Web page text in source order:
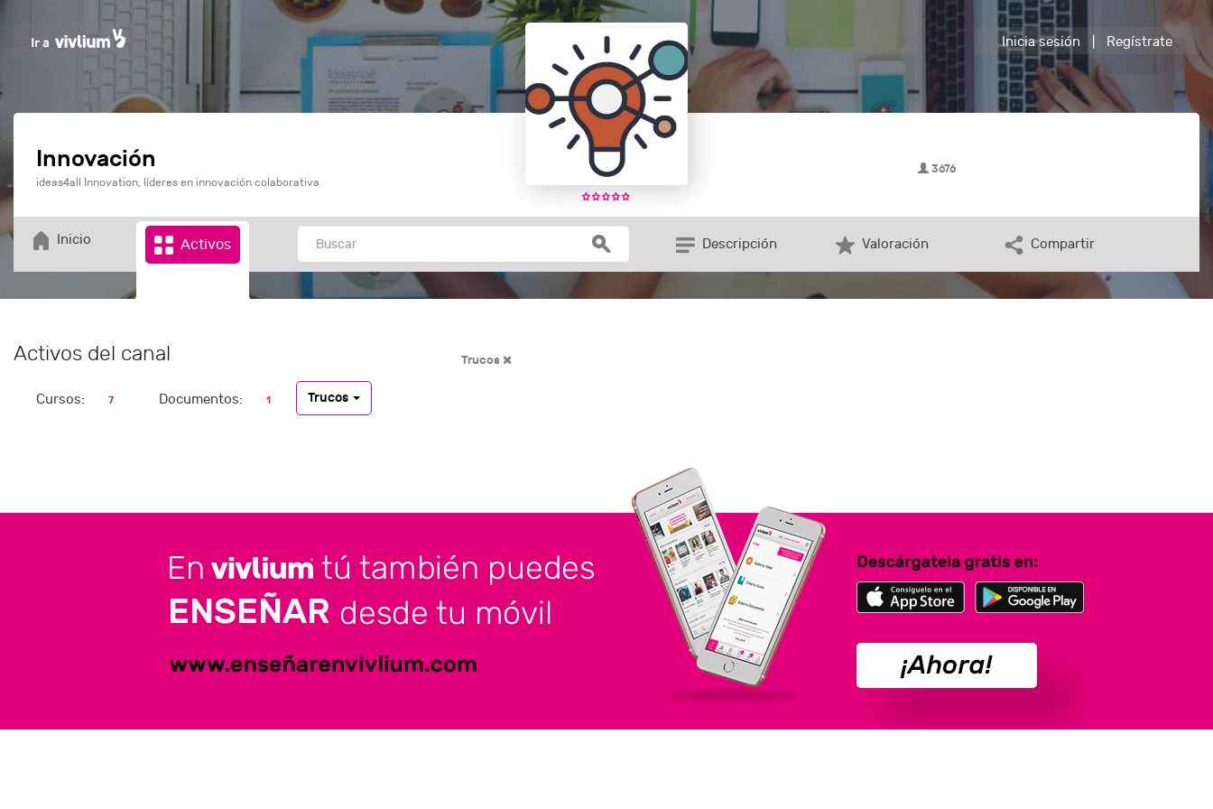
Inicia sesión Regístrate
Innovación
ideas4all Innovation, líderes en innovación colaborativa
3676
Inicio Activos Descripción Valoración Compartir
Activos del canal Trucos
Cursos: 7 Documentos: 1 Trucos